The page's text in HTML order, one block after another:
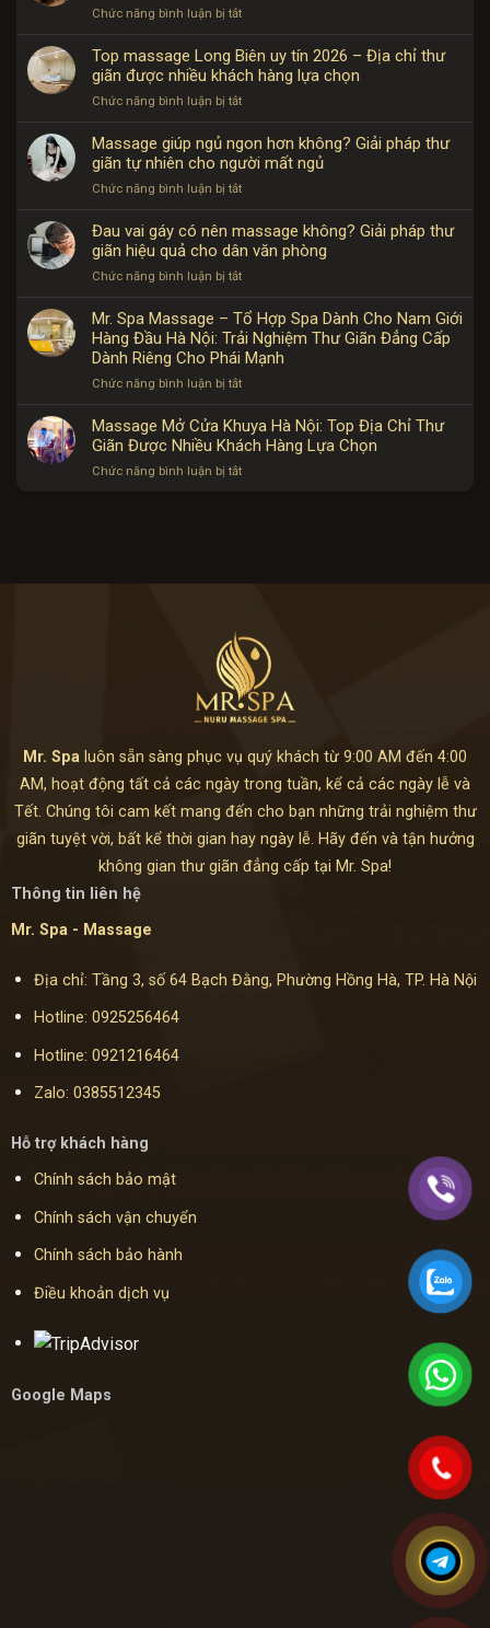
chỉ
thư
giãn
ngày
bận
rộn
nên
massage
bao
lâu
khuyên
từ
chuyên
Chức năng bình luận bị tắtở
Top
massage
Hai
Trưng
uy
tín
2026
thư
giãn
được
khách
hàng
tin
tưởng
Top massage Long Biên uy tín 2026 – Địa chỉ thư
giãn được nhiều khách hàng lựa chọn
Chức năng bình luận bị tắtở
Top
massage
Long
uy
tín
2026
–
giãn
được
nhiều
khách
chọn
Massage giúp ngủ ngon hơn không? Giải pháp thư
giãn tự nhiên cho người mất ngủ
Chức năng bình luận bị tắtở
Massage
giúp
hơn
không?
Giải
pháp
thư
cho
người
mất
Đau vai gáy có nên massage không? Giải pháp thư
giãn hiệu quả cho dân văn phòng
Chức năng bình luận bị tắtở
Đau
vai
gáy
có
nên
massage
không?
Giải
pháp
Mr. Spa Massage – Tổ Hợp Spa Dành Cho Nam Giới
Hàng Đầu Hà Nội: Trải Nghiệm Thư Giãn Đẳng Cấp
Dành Riêng Cho Phái Mạnh
Chức năng bình luận bị tắtở
Mr.
Spa
Massage
Tổ
Giới
Hà
Nội:
Trải
Nghiệm
Thư
Đẳng
Dành
Riêng
Phái
Mạnh
Massage Mở Cửa Khuya Hà Nội: Top Địa Chỉ Thư
Giãn Được Nhiều Khách Hàng Lựa Chọn
Chức năng bình luận bị tắtở
Nội:
Chỉ
Thư
Giãn
Được
Nhiều
Hàng
Lựa
Chọn
Mr. Spa luôn sẵn sàng phục vụ quý khách từ 9:00 AM đến 4:00
AM, hoạt động tất cả các ngày trong tuần, kể cả các ngày lễ và
Tết. Chúng tôi cam kết mang đến cho bạn những trải nghiệm thư
giãn tuyệt vời, bất kể thời gian hay ngày lễ. Hãy đến và tận hưởng
không gian thư giãn đẳng cấp tại Mr. Spa!
Thông tin liên hệ
Mr. Spa - Massage
Địa chỉ: Tầng 3, số 64 Bạch Đằng, Phường Hồng Hà, TP. Hà Nội
Hotline: 0925256464
Hotline: 0921216464
Zalo: 0385512345
Hỗ trợ khách hàng
Chính sách bảo mật
Chính sách vận chuyển
Chính sách bảo hành
Điều khoản dịch vụ
Google Maps